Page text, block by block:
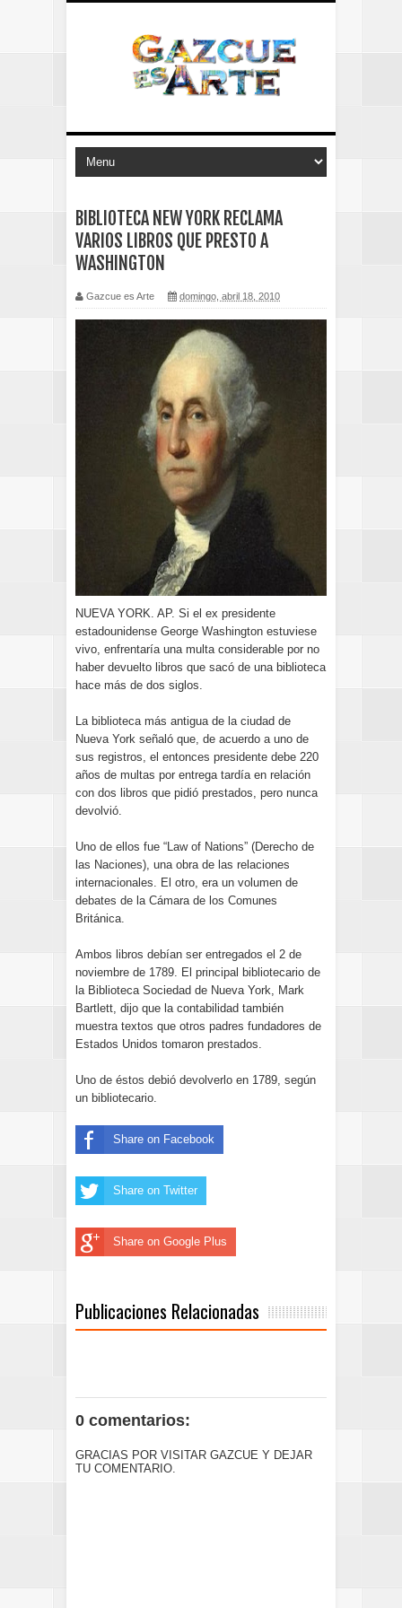
BIBLIOTECA NEW YORK RECLAMA
VARIOS LIBROS QUE PRESTO A
WASHINGTON
Gazcue es Arte domingo, abril 18, 2010
NUEVA YORK. AP. Si el ex presidente
estadounidense George Washington estuviese
vivo, enfrentaría una multa considerable por no
haber devuelto libros que sacó de una biblioteca
hace más de dos siglos.
La biblioteca más antigua de la ciudad de
Nueva York señaló que, de acuerdo a uno de
sus registros, el entonces presidente debe 220
años de multas por entrega tardía en relación
con dos libros que pidió prestados, pero nunca
devolvió.
Uno de ellos fue “Law of Nations” (Derecho de
las Naciones), una obra de las relaciones
internacionales. El otro, era un volumen de
debates de la Cámara de los Comunes
Británica.
Ambos libros debían ser entregados el 2 de
noviembre de 1789. El principal bibliotecario de
la Biblioteca Sociedad de Nueva York, Mark
Bartlett, dijo que la contabilidad también
muestra textos que otros padres fundadores de
Estados Unidos tomaron prestados.
Uno de éstos debió devolverlo en 1789, según
un bibliotecario.
Share on Facebook
Share on Twitter
Share on Google Plus
Publicaciones Relacionadas
0 comentarios:
GRACIAS POR VISITAR GAZCUE Y DEJAR
TU COMENTARIO.